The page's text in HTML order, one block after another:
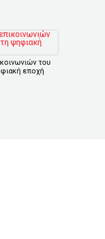
του
εποχή